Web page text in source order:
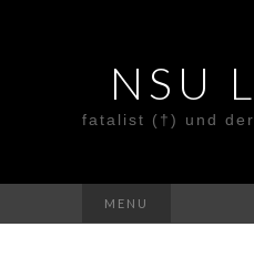
NSU
fatalist (†) und
MENU